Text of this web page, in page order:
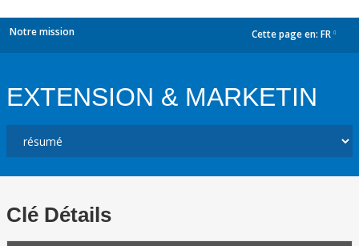
Notre mission Cette page en: FR
EXTENSION & MARKETIN
Clé Détails